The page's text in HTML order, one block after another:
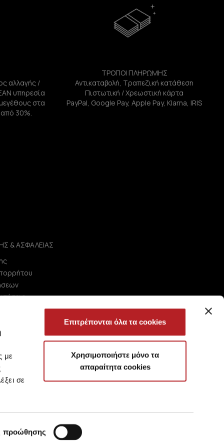
με
σε
προώθησης
Επιτρέπονται όλα τα cookies
Χρησιμοποιήστε μόνο τα
απαραίτητα cookies
αλλαγής /
υπηρεσία
στα
30%.
ΤΡΟΠΟΙ ΠΛΗΡΩΜΗΣ
Αντικαταβολή, Τραπεζική κατάθεση
Πιστωτική / Χρεωστική κάρτα
PayPal, Google Pay, Apple Pay, Klarna, IRIS
& ΑΣΦΑΛΕΙΑΣ